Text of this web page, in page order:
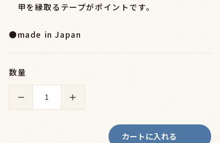
甲を縁取るテープがポイントです。
●made in Japan
数量
－ ＋
カートに入れる